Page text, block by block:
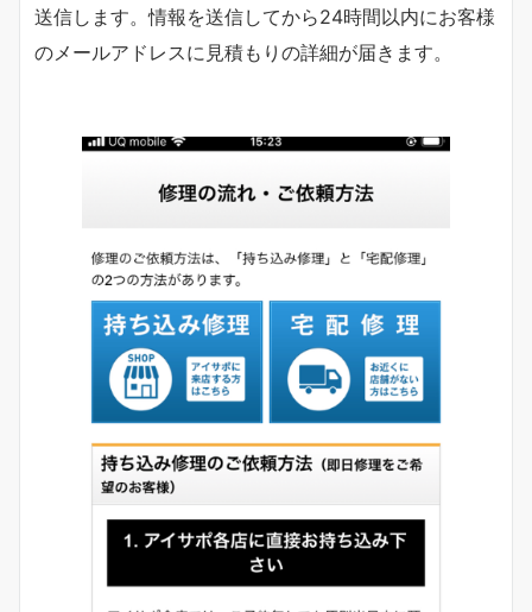
送信します。情報を送信してから24時間以内にお客様
のメールアドレスに見積もりの詳細が届きます。